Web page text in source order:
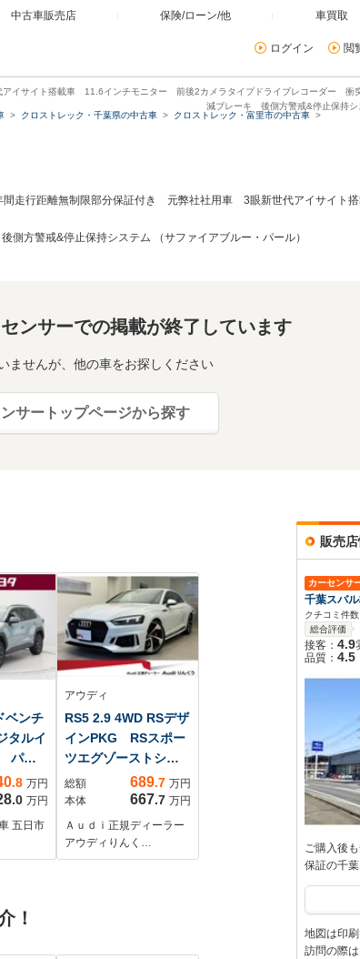
中古車販売店 保険/ローン/他 車買取
ログイン 閲
イサイト搭載車 11.6インチモニター 前後2カメラタイプドライブレコーダー 衝
減ブレーキ 後側方警戒&停止保持シ
クロストレック・千葉県の中古車
クロストレック・富里市の中古車
走行距離無制限部分保証付き 元弊社社用車 3眼新世代アイサイト
方警戒&停止保持システム （サファイアブルー・パール）
ンサーでの掲載が終了しています
ませんが、他の車をお探しください
サートップページから探す
ベンチ
タルイ
パワ
DAナ
突被
.8 万円
.0 万円
五日市
アウディ
RS5 2.9 4WD RSデザ
インPKG RSスポー
ツエグゾーストシス
テム デコラティブ
パネルカーボン セ
ーフティPKG プラ
イバシーガラス 本
革 エントリーライ
総額 689.7 万円
本体
667.7 万円
Ａｕｄｉ正規ディーラー
アウディりんく…
！
販売
カーセンサ
千葉スバ
クチコミ件数
総合評価
接客： 4.9
品質： 4.5
ご購入後
保証の千
地図は印刷
訪問の際